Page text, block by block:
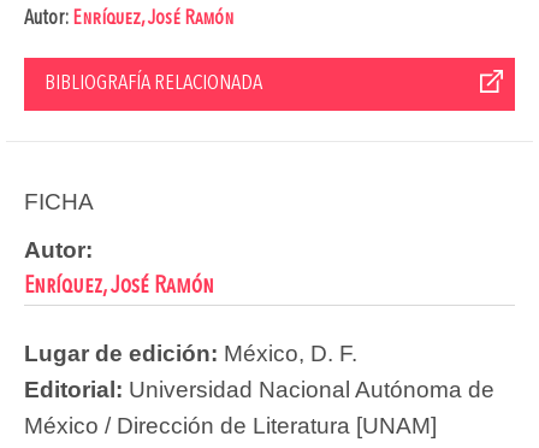
Autor: Enríquez, José Ramón
BIBLIOGRAFÍA RELACIONADA
FICHA
Autor:
Enríquez, José Ramón
Lugar de edición: México, D. F.
Editorial: Universidad Nacional Autónoma de
México / Dirección de Literatura [UNAM]